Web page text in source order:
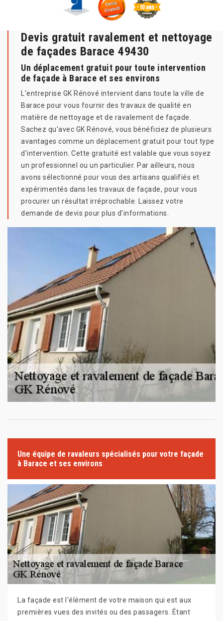
Devis gratuit ravalement et nettoyage
de façades Barace 49430
Un déplacement gratuit pour toute intervention
de façade à Barace et ses environs
L'entreprise GK Rénové intervient dans toute la ville de
Barace pour vous fournir des travaux de qualité en
matière de nettoyage et de ravalement de façade.
Sachez qu'avec GK Rénové, vous bénéficiez de plusieurs
avantages comme un déplacement gratuit pour tout type
d'intervention. Cette gratuité est valable que vous soyez
un professionnel ou un particulier. Par ailleurs, nous
avons sélectionné pour vous des artisans qualifiés et
expérimentés dans les travaux de façade, pour vous
procurer un résultat irréprochable. Laissez votre
demande de devis pour plus d'informations.
Une équipe de ravaleurs spécialisés pour votre façade
à Barace et ses environs
La façade est l'élément de votre maison qui est aux
premières vues des invités ou des passagers. Étant